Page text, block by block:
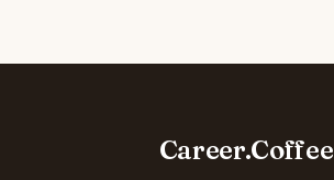
Career.Coffee